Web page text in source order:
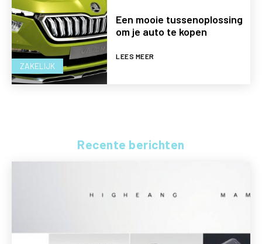
ZAKELIJK
Een mooie tussenoplossing
om je auto te kopen
LEES MEER
Recente berichten